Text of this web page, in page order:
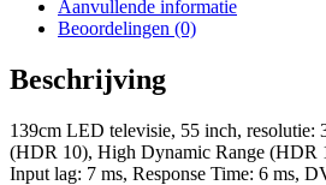
Aanvullende informatie
Beoordelingen (0)
Beschrijving
139cm LED televisie, 55 inch,
(HDR 10), High Dynamic Range (HDR
Input lag: 7 ms, Response Time: 6